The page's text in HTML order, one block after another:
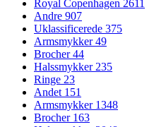
Royal Copenhagen 2611
Andre 907
Uklassificerede 375
Armsmykker49
Brocher44
Halssmykker235
Ringe 23
Andet 151
Armsmykker 1348
Brocher 163